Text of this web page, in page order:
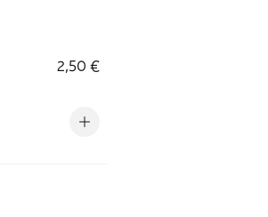
2,50 €